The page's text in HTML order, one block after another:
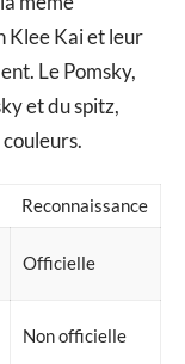
Klee Kai et leur
Le Pomsky,
et du spitz,
Reconnaissance
Officielle
Non officielle